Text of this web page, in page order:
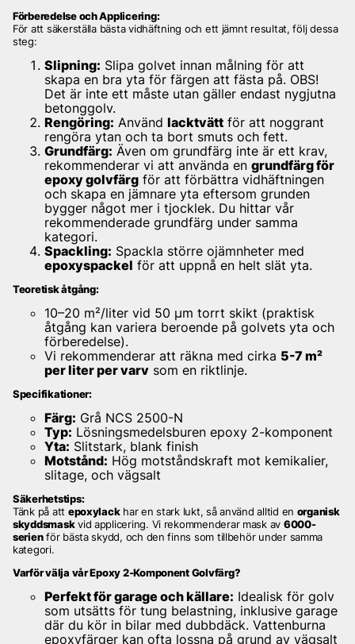
Förberedelse och Applicering:
För att säkerställa bästa vidhäftning och ett jämnt resultat, följ dessa
steg:
Slipning: Slipa golvet innan målning för att
skapa en bra yta för färgen att fästa på. OBS!
Det är inte ett måste utan gäller endast nygjutna
betonggolv.
Rengöring: Använd lacktvätt för att noggrant
rengöra ytan och ta bort smuts och fett.
Grundfärg: Även om grundfärg inte är ett krav,
rekommenderar vi att använda en grundfärg för
epoxy golvfärg för att förbättra vidhäftningen
och skapa en jämnare yta eftersom grunden
bygger något mer i tjocklek. Du hittar vår
rekommenderade grundfärg under samma
kategori.
Spackling: Spackla större ojämnheter med
epoxyspackel för att uppnå en helt slät yta.
Teoretisk åtgång:
10–20 m²/liter vid 50 µm torrt skikt (praktisk
åtgång kan variera beroende på golvets yta och
förberedelse).
Vi rekommenderar att räkna med cirka 5-7 m²
per liter per varv som en riktlinje.
Specifikationer:
Färg: Grå NCS 2500-N
Typ: Lösningsmedelsburen epoxy 2-komponent
Yta: Slitstark, blank finish
Motstånd: Hög motståndskraft mot kemikalier,
slitage, och vägsalt
Säkerhetstips:
Tänk på att epoxylackhar en stark lukt, så använd alltid en organisk
skyddsmaskvid applicering. Vi rekommenderar mask av 6000-
serienför bästa skydd, och den finns som tillbehör under samma
kategori.
Varför välja vår Epoxy 2-Komponent Golvfärg?
Perfekt för garage och källare: Idealisk för golv
som utsätts för tung belastning, inklusive garage
där du kör in bilar med dubbdäck. Vattenburna
epoxyfärger kan ofta lossna på grund av vägsalt